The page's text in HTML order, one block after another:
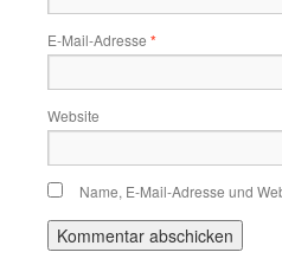
E-Mail-Adresse *
Website
Name, E-Mail-Adresse und